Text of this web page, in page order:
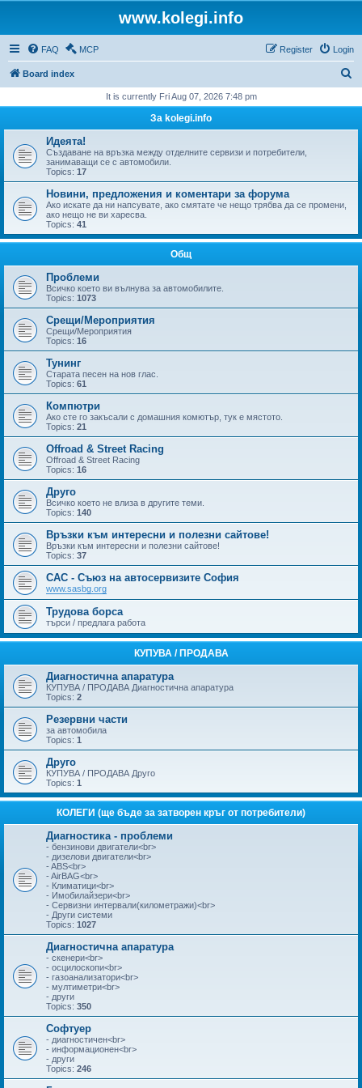
www.kolegi.info
FAQ MCP Login
Register
Board index
r
It is currently Fri Aug 07, 2026 7:48 pm
За kolegi.info
Идеята!
Създаване на връзка между отделните сервизи и потребители,
занимаващи се с автомобили.
Topics: 17
Новини, предложения и коментари за форума
Ако искате да ни напсувате, ако смятате че нещо трябва да се промени,
ако нещо не ви харесва.
Topics: 41
Общ
Проблеми
Всичко което ви вълнува за автомобилите.
Topics: 1073
Срещи/Мероприятия
Срещи/Мероприятия
Topics: 16
Тунинг
Старата песен на нов глас.
Topics: 61
Компютри
Ако сте го закъсали с домашния комютър, тук е мястото.
Topics: 21
Offroad & Street Racing
Offroad & Street Racing
Topics: 16
Друго
Всичко което не влиза в другите теми.
Topics: 140
Връзки към интересни и полезни сайтове!
Връзки към интересни и полезни сайтове!
Topics: 37
САС - Съюз на автосервизите София
www.sasbg.org
Трудова борса
търси / предлага работа
КУПУВА / ПРОДАВА
Диагностична апаратура
КУПУВА / ПРОДАВА Диагностична апаратура
Topics: 2
Резервни части
за автомобила
Topics: 1
Друго
КУПУВА / ПРОДАВА Друго
Topics: 1
КОЛЕГИ (ще бъде за затворен кръг от потребители)
Диагностика - проблеми
- бензинови двигатели<br>
- дизелови двигатели<br>
- ABS<br>
- AirBAG<br>
- Климатици<br>
- Имобилайзери<br>
- Сервизни интервали(километражи)<br>
- Други системи
Topics: 1027
Диагностична апаратура
- скенери<br>
- осцилоскопи<br>
- газоанализатори<br>
- мултиметри<br>
- други
Topics: 350
Софтуер
- диагностичен<br>
- информационен<br>
- други
Topics: 246